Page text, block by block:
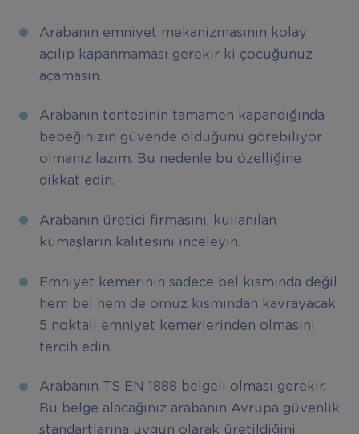
Arabanın emniyet mekanizmasının kolay
açılıp kapanmaması gerekir ki çocuğunuz
açamasın.
Arabanın tentesinin tamamen kapandığında
bebeğinizin güvende olduğunu görebiliyor
olmanız lazım. Bu nedenle bu özelliğine
dikkat edin.
Arabanın üretici firmasını, kullanılan
kumaşların kalitesini inceleyin.
Emniyet kemerinin sadece bel kısmında değil
hem bel hem de omuz kısmından kavrayacak
5 noktalı emniyet kemerlerinden olmasını
tercih edin.
Arabanın TS EN 1888 belgeli olması gerekir.
Bu belge alacağınız arabanın Avrupa güvenlik
standartlarına uygun olarak üretildiğini